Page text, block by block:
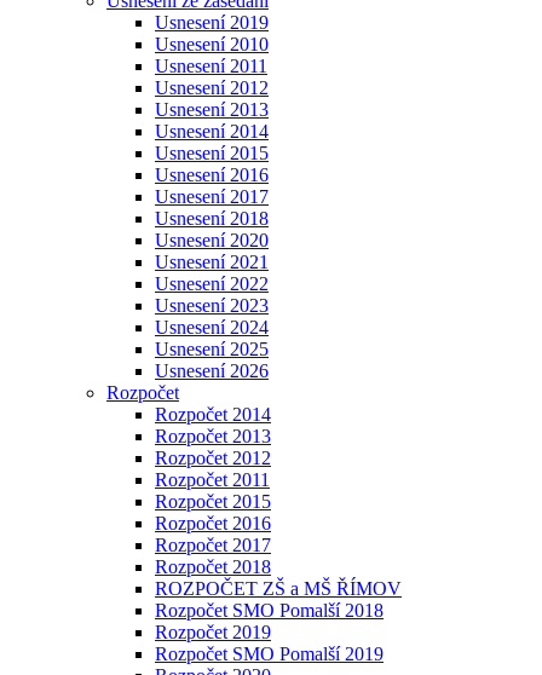
Usnesení 2019
Usnesení 2010
Usnesení 2011
Usnesení 2012
Usnesení 2013
Usnesení 2014
Usnesení 2015
Usnesení 2016
Usnesení 2017
Usnesení 2018
Usnesení 2020
Usnesení 2021
Usnesení 2022
Usnesení 2023
Usnesení 2024
Usnesení 2025
Usnesení 2026
Rozpočet
Rozpočet 2014
Rozpočet 2013
Rozpočet 2012
Rozpočet 2011
Rozpočet 2015
Rozpočet 2016
Rozpočet 2017
Rozpočet 2018
ROZPOČET ZŠ a MŠ ŘÍMOV
Rozpočet SMO Pomalší 2018
Rozpočet 2019
Rozpočet SMO Pomalší 2019